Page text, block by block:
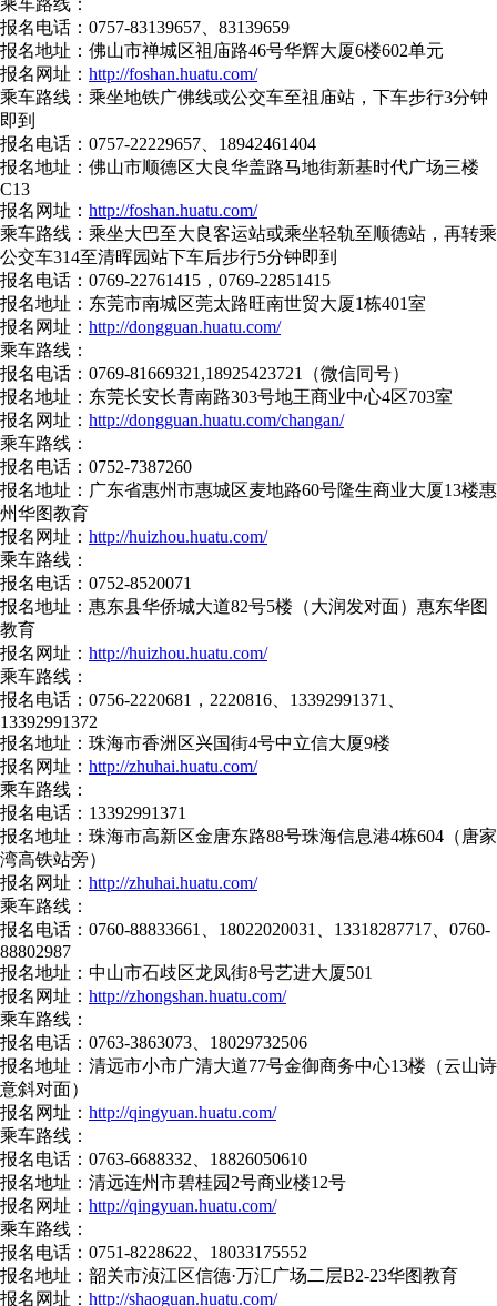
乘车路线：
报名电话：0757-83139657、83139659
报名地址：佛山市禅城区祖庙路46号华辉大厦6楼602单元
报名网址： http://foshan.huatu.com/
乘车路线：乘坐地铁广佛线或公交车至祖庙站，下车步行3分钟
即到
报名电话：0757-22229657、18942461404
报名地址：佛山市顺德区大良华盖路马地街新基时代广场三楼
C13
报名网址： http://foshan.huatu.com/
乘车路线：乘坐大巴至大良客运站或乘坐轻轨至顺德站，再转乘
公交车314至清晖园站下车后步行5分钟即到
报名电话：0769-22761415，0769-22851415
报名地址：东莞市南城区莞太路旺南世贸大厦1栋401室
报名网址： http://dongguan.huatu.com/
乘车路线：
报名电话：0769-81669321,18925423721（微信同号）
报名地址：东莞长安长青南路303号地王商业中心4区703室
报名网址： http://dongguan.huatu.com/changan/
乘车路线：
报名电话：0752-7387260
报名地址：广东省惠州市惠城区麦地路60号隆生商业大厦13楼惠
州华图教育
报名网址： http://huizhou.huatu.com/
乘车路线：
报名电话：0752-8520071
报名地址：惠东县华侨城大道82号5楼（大润发对面）惠东华图
教育
报名网址： http://huizhou.huatu.com/
乘车路线：
报名电话：0756-2220681，2220816、13392991371、
13392991372
报名地址：珠海市香洲区兴国街4号中立信大厦9楼
报名网址： http://zhuhai.huatu.com/
乘车路线：
报名电话：13392991371
报名地址：珠海市高新区金唐东路88号珠海信息港4栋604（唐家
湾高铁站旁）
报名网址： http://zhuhai.huatu.com/
乘车路线：
报名电话：0760-88833661、18022020031、13318287717、0760-
88802987
报名地址：中山市石歧区龙凤街8号艺进大厦501
报名网址： http://zhongshan.huatu.com/
乘车路线：
报名电话：0763-3863073、18029732506
报名地址：清远市小市广清大道77号金御商务中心13楼（云山诗
意斜对面）
报名网址： http://qingyuan.huatu.com/
乘车路线：
报名电话：0763-6688332、18826050610
报名地址：清远连州市碧桂园2号商业楼12号
报名网址： http://qingyuan.huatu.com/
乘车路线：
报名电话：0751-8228622、18033175552
报名地址：韶关市浈江区信德·万汇广场二层B2-23华图教育
报名网址： http://shaoguan.huatu.com/